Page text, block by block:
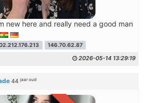
new here and really need a good man to
146.70.62.87
2026-05-14 13:29:19
44jaar oud